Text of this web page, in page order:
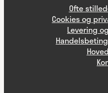
Ofte
Cookies og
Levering